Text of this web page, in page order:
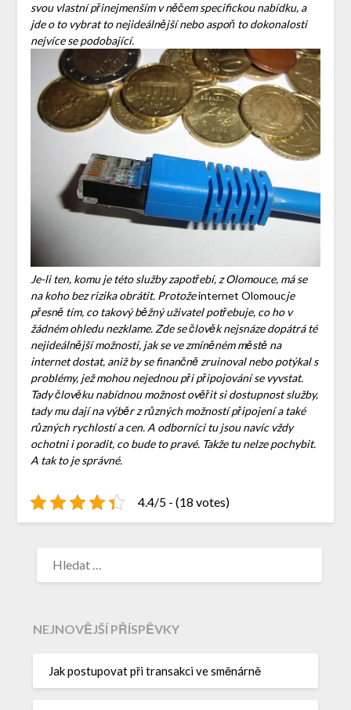
svou vlastní přinejmenším v něčem specifickou nabídku, a
jde o to vybrat to nejideálnější nebo aspoň to dokonalosti
nejvíce se podobající.
Je-li ten, komu je této služby zapotřebí, z Olomouce, má se
na koho bez rizika obrátit. Protožeinternet Olomoucje
přesně tím, co takový běžný uživatel potřebuje, co ho v
žádném ohledu nezklame. Zde se člověk nejsnáze dopátrá té
nejideálnější možnosti, jak se ve zmíněném městě na
internet dostat, aniž by se finančně zruinoval nebo potýkal s
problémy, jež mohou nejednou při připojování se vyvstat.
Tady člověku nabídnou možnost ověřit si dostupnost služby,
tady mu dají na výběr z různých možností připojení a také
různých rychlostí a cen. A odborníci tu jsou navíc vždy
ochotni i poradit, co bude to pravé. Takže tu nelze pochybit.
A tak to je správné.
4.4/5 - (18 votes)
NEJNOVĚJŠÍ PŘÍSPĚVKY
Jak postupovat při transakci ve směnárně